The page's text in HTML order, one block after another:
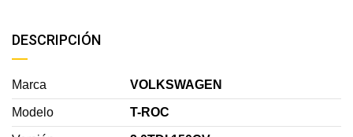
DESCRIPCIÓN
Marca VOLKSWAGEN
Modelo T-ROC